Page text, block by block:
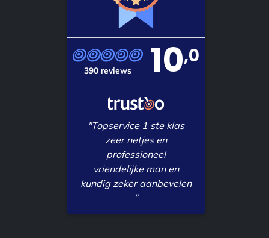
390 reviews 10,0
"Topservice 1 ste klas
zeer netjes en
professioneel
vriendelijke man en
kundig zeker aanbevelen
"